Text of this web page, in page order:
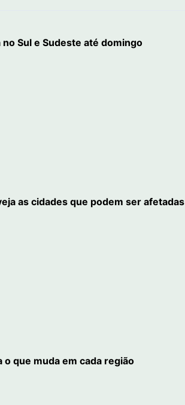
Sul e Sudeste até domingo
as cidades que podem ser afetadas
que muda em cada região